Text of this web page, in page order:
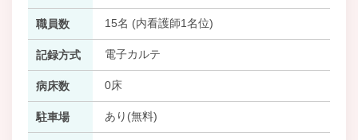
職員数 15名 (内看護師1名位)
記録方式 電子カルテ
病床数 0床
駐車場 あり(無料)